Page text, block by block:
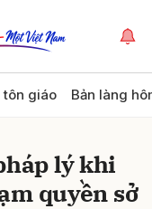
tôn giáo Bản làng
lý khi
quyền sở